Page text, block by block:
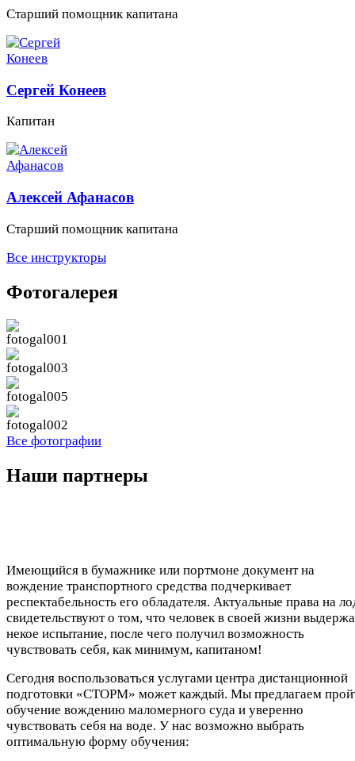
Старший помощник капитана
Сергей Конеев
Капитан
Алексей Афанасов
Старший помощник капитана
Все инструкторы
Фотогалерея
Все фотографии
Наши партнеры
Имеющийся в бумажнике или портмоне документ на
вождение транспортного средства подчеркивает
респектабельность его обладателя. Актуальные права на
свидетельствуют о том, что человек в своей жизни
некое испытание, после чего получил возможность
чувствовать себя, как минимум, капитаном!
Сегодня воспользоваться услугами центра дистанционной
подготовки «СТОРМ» может каждый. Мы предлагаем
обучение вождению маломерного суда и уверенно
чувствовать себя на воде. У нас возможно выбрать
оптимальную форму обучения: